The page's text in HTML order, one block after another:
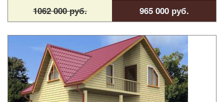
1062 000 руб. 965 000 руб.